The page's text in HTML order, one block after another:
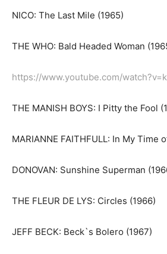
NICO: The Last Mile (1965)
THE WHO: Bald Headed Woman
https://www.youtube.com/
THE MANISH BOYS: I Pitty the Fool
MARIANNE FAITHFULL: In My Time
DONOVAN: Sunshine Superman
THE FLEUR DE LYS: Circles (1966)
JEFF BECK: Beck`s Bolero (1967)